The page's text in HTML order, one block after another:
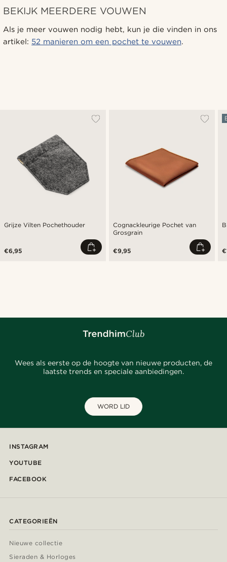
BEKIJK MEERDERE VOUWEN
Als je meer vouwen nodig hebt, kun je die vinden in ons
artikel: 52 manieren om een pochet te vouwen.
Grijze Vilten Pochethouder
€6,95
Cognackleurige Pochet van
Grosgrain
€9,95
Wees als eerste op de hoogte van nieuwe producten, de
laatste trends en speciale aanbiedingen.
WORD LID
INSTAGRAM
YOUTUBE
FACEBOOK
CATEGORIEËN
Nieuwe collectie
Sieraden & Horloges